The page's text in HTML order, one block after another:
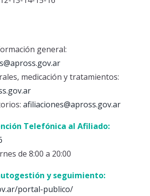
general:
medicación y tratamientos:
afiliaciones@apross.gov.ar
Telefónica al Afiliado:
de 8:00 a 20:00
y seguimiento:
portal-publico/